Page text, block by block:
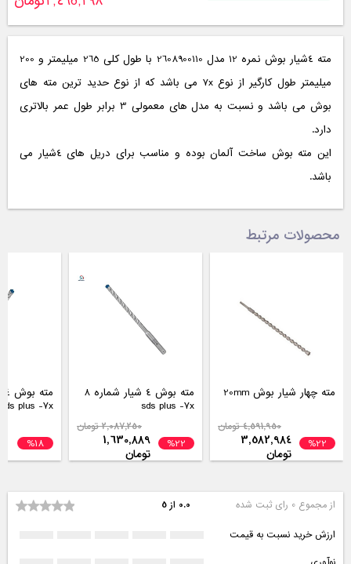
مته 4شیار بوش نمره 12 مدل 2608900110 با طول کلی 265 میلیمتر و 200
میلیمتر طول کارگیر از نوع 7x می باشد که از نوع حدید ترین مته های
بوش می باشد و نسبت به مدل های معمولی 3 برابر طول عمر بالاتری
دارد.
این مته بوش ساخت آلمان بوده و مناسب برای دریل های 4شیار می
باشد.
محصولات مرتبط
مته چهار شیار بوش 20mm
%22
4,591,950 تومان
3,582,984
تومان
مته بوش 4 شیار شماره 8
sds plus -7x
%22
2,087,250 تومان
1,630,889
تومان
sds plus -7x
%18
از مجموع 0 رای ثبت شده 0.0 از 5
ارزش خرید نسبت به قیمت